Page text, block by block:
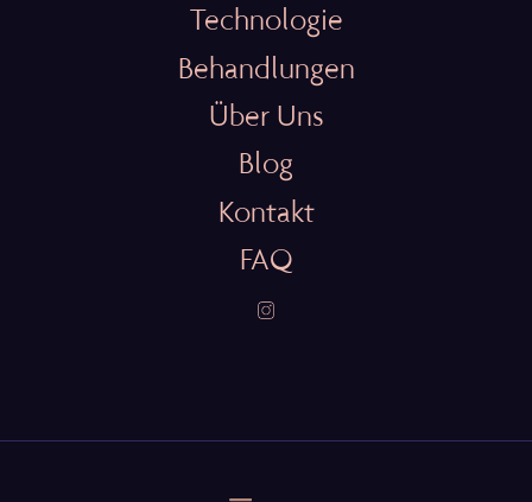
Technologie
Behandlungen
Über Uns
Blog
Kontakt
FAQ